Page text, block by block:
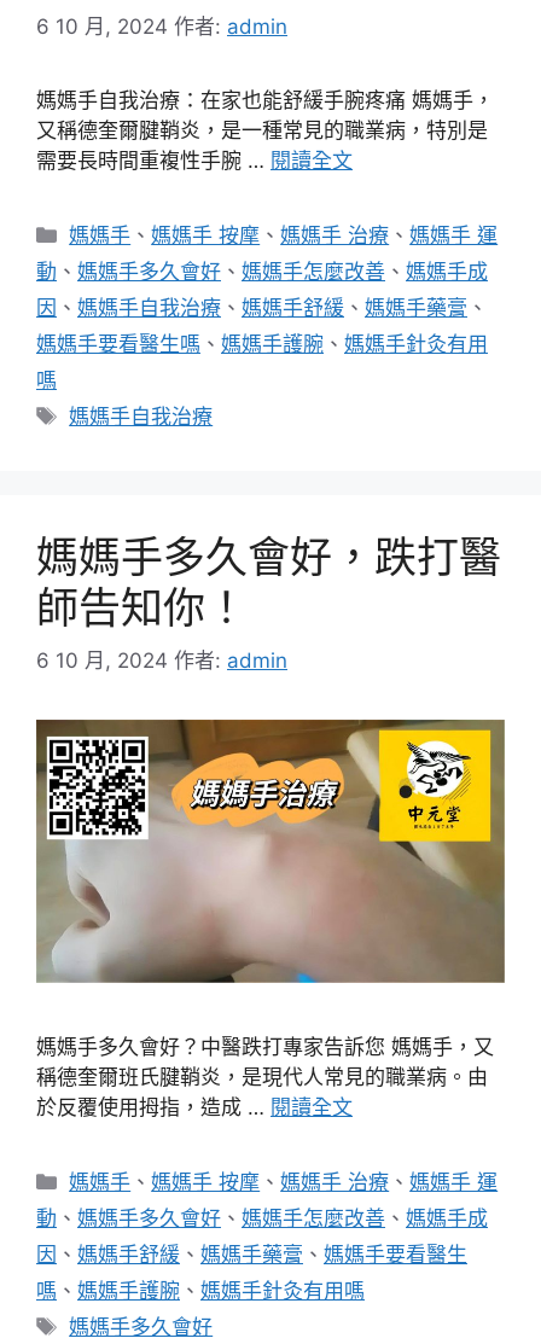
6 10 月, 2024 作者: admin
媽媽手自我治療：在家也能舒緩手腕疼痛 媽媽手，
又稱德奎爾腱鞘炎，是一種常見的職業病，特別是
需要長時間重複性手腕 … 閱讀全文
分
類
媽媽手 、媽媽手 按摩 、媽媽手 治療 、媽媽手 運
動 、 媽媽手多久會好 、 媽媽手怎麼改善 、 媽媽手成
因 、 媽媽手自我治療 、 媽媽手舒緩 、 媽媽手藥膏 、
媽媽手要看醫生嗎 、 媽媽手護腕 、 媽媽手針灸有用
嗎
標
媽媽手自我治療
媽媽手多久會好，跌打醫
師告知你！
6 10 月, 2024 作者: admin
媽媽手多久會好？中醫跌打專家告訴您 媽媽手，又
稱德奎爾班氏腱鞘炎，是現代人常見的職業病。由
於反覆使用拇指，造成 … 閱讀全文
分
類
媽媽手 、媽媽手 按摩 、媽媽手 治療 、媽媽手 運
動 、 媽媽手多久會好 、 媽媽手怎麼改善 、 媽媽手成
因 、 媽媽手舒緩 、 媽媽手藥膏 、 媽媽手要看醫生
嗎 、 媽媽手護腕 、 媽媽手針灸有用嗎
標
媽媽手多久會好